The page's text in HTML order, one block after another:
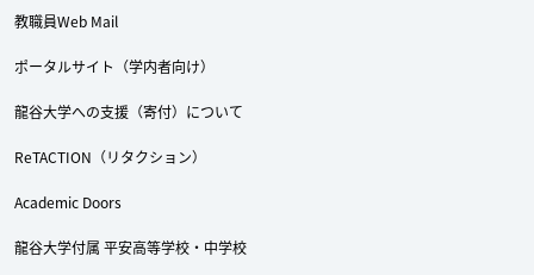
教職員Web Mail
ポータルサイト（学内者向け）
龍谷大学への支援（寄付）について
ReTACTION（リタクション）
Academic Doors
龍谷大学付属 平安高等学校・中学校